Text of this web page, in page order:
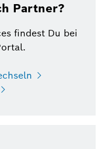
Partner?
findest Du bei